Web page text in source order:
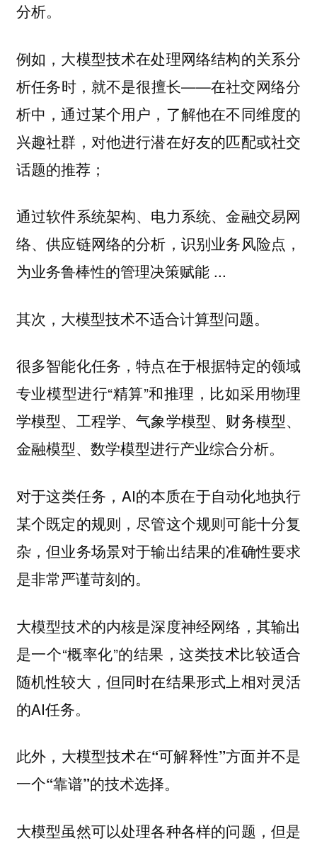
分析。
例如，大模型技术在处理网络结构的关系分
析任务时，就不是很擅长——在社交网络分
析中，通过某个用户，了解他在不同维度的
兴趣社群，对他进行潜在好友的匹配或社交
话题的推荐；
通过软件系统架构、电力系统、金融交易网
络、供应链网络的分析，识别业务风险点，
为业务鲁棒性的管理决策赋能 ...
其次，大模型技术不适合计算型问题。
很多智能化任务，特点在于根据特定的领域
专业模型进行“精算”和推理，比如采用物理
学模型、工程学、气象学模型、财务模型、
金融模型、数学模型进行产业综合分析。
对于这类任务，AI的本质在于自动化地执行
某个既定的规则，尽管这个规则可能十分复
杂，但业务场景对于输出结果的准确性要求
是非常严谨苛刻的。
大模型技术的内核是深度神经网络，其输出
是一个“概率化”的结果，这类技术比较适合
随机性较大，但同时在结果形式上相对灵活
的AI任务。
此外，大模型技术在“可解释性”方面并不是
一个“靠谱”的技术选择。
大模型虽然可以处理各种各样的问题，但是